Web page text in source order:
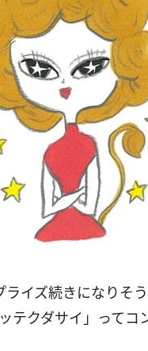
イズ続きになりそ
テクダサイ」ってコ